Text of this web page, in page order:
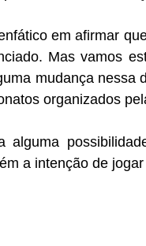
em afirmar
Mas vamos
mudança
organizados
alguma
a intenção de